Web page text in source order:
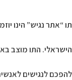
תו “אתר נגיש” הינו
הישראלי. התו מוצב
להפכם לנגישים